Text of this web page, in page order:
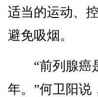
适当的运动、
避免吸烟。
“前列腺癌是
年。”何卫阳说